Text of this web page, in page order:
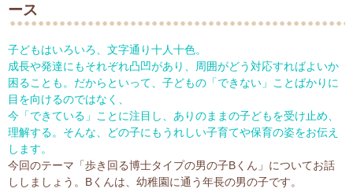
ース
子どもはいろいろ、文字通り十人十色。
成長や発達にもそれぞれ凸凹があり、周囲がどう対応すればよいか
困ることも。だからといって、子どもの「できない」ことばかりに
目を向けるのではなく、
今「できている」ことに注目し、ありのままの子どもを受け止め、
理解する。そんな、どの子にもうれしい子育てや保育の姿をお伝え
します。
今回のテーマ「歩き回る博士タイプの男の子Bくん」についてお話
ししましょう。Bくんは、幼稚園に通う年長の男の子です。